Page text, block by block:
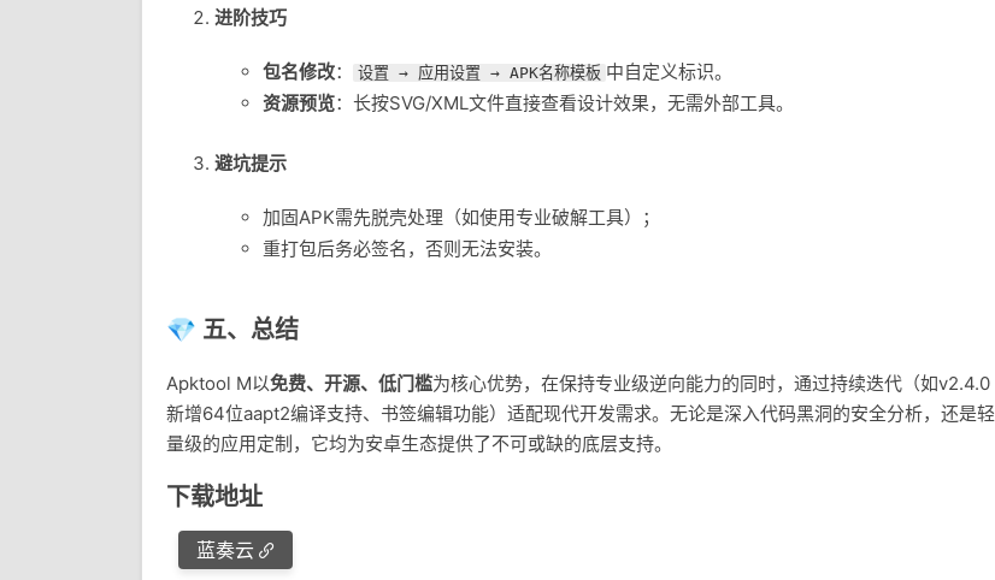
进阶技巧
包名修改： 设置 → 应用设置 → APK名称模板 中自定义标识。
资源预览：长按SVG/XML文件直接查看设计效果，无需外部工具。
避坑提示
加固APK需先脱壳处理（如使用专业破解工具）；
重打包后务必签名，否则无法安装。
💎 五、总结
Apktool M以免费、开源、低门槛为核心优势，在保持专业级逆向能力的同时，通过持续迭代（如v2.4.0
新增64位aapt2编译支持、书签编辑功能）适配现代开发需求。无论是深入代码黑洞的安全分析，还是轻
量级的应用定制，它均为安卓生态提供了不可或缺的底层支持。
下载地址
蓝奏云